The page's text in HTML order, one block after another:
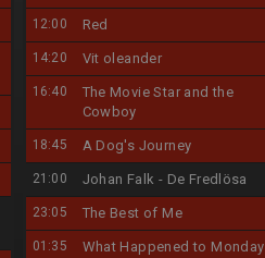
12:00 Red
14:20 Vit oleander
16:40
The Movie Star and the
Cowboy
18:45 A Dog's Journey
21:00 Johan Falk - De Fredlösa
23:05 The Best of Me
01:35 What Happened to Monday